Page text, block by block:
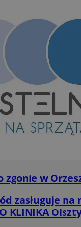
zgonie w
zasługuje na
KLINIKA